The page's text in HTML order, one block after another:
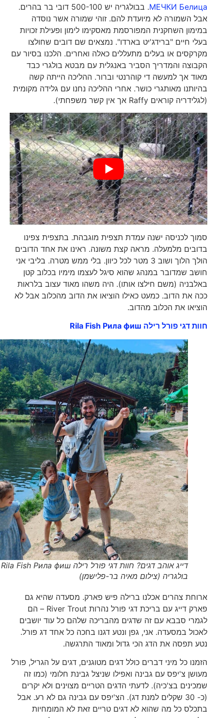
МЕЧКИ Белица
. בבולגריה יש 500-100 דובי בר בהרים.
אבל השמורה לא מיועדת להם. זוהי שמורה אשר נוסדה
במימון השחקנית המפורסמת מאסקימו לימון ופעילת זכויות
בעלי חיים "ברידג'יט בארדו". נמצאים שם דובים שחולצו
מקרקסים או בעלים מתעללים כאלה ואחרים. הלכנו בסיור עם
הקבוצה והמדריך הסביר באנגלית עם מבטא בולגרי כבד
מאוד אך למעשה די קוהרנטי וברור. ההליכה הייתה קשה
בהיותנו מאותגרי כושר. אחרי ההליכה נחנו עם גלידה מקומית
(לגלידריה קוראים Raffy אך אין קשר משפחתי).
סמוך לכניסה ישנה עמדת תצפית מוגבהת. בתצפית צפינו
בדובים מלמעלה. מראה קצת משונה. ראינו את אחד הדובים
הולך הלוך ושוב 3 מטר לכל כיוון. בלי ממש מטרה. בליבי אני
חושב שמדובר במנהג שהוא סיגל לעצמו מימיו בכלוב קטן
באלבניה (משם חילצו אותו). היה משהו מאוד עצוב בלראות
ככה את הדוב. כמעט כאילו הוציאו את הדוב מהכלוב אבל לא
הוציאו את הכלוב מהדוב.
חוות דגי פורל רילה Rila Fish Рила фиш
דייג אוהב דגים? חוות דגי פורל רילה Rila Fish Рила фиш
בולגריה (צילום מאיה בר-פלישמן)
ארוחת צהרים אכלנו ברילה פיש פארק. מסעדה שהיא גם
פארק דייג עם בריכת דגי פורל נהרות River Trout – הם
לגמרי סבבא עם זה שדגים מהבריכה שלהם כל עוד יושבים
לאכול במסעדה. אני, גפן ונטע דגנו בחכה כל אחד דג פורל.
נטע תפסה את הדג הכי גדול ומאוד התרגשה.
הזמנו כל מיני דברים כולל דגים מטוגנים, דגים על הגריל, פורל
מעושן צ'יפס עם גבינה ואפילו שניצל גבינת חלומי (כמו זה
שמכינים בצ'כיה). לדעתי הדגים הטריים מצוינים ולא יקרים
(כ- 30 שקלים למנת דג). הצ'יפס עם גבינה גם לא רע. אבל
בתכלס כל מה שהוא לא דגים טריים זאת לא המומחיות